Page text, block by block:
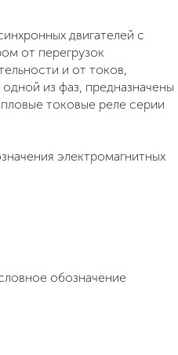
двигателей с
от перегрузок
и от токов,
из фаз, предназначены
токовые реле серии
электромагнитных
обозначение